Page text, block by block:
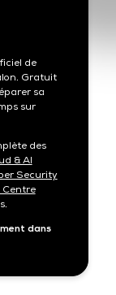
de
Gratuit
sa
sur
des
& AI
Security
Centre
dans